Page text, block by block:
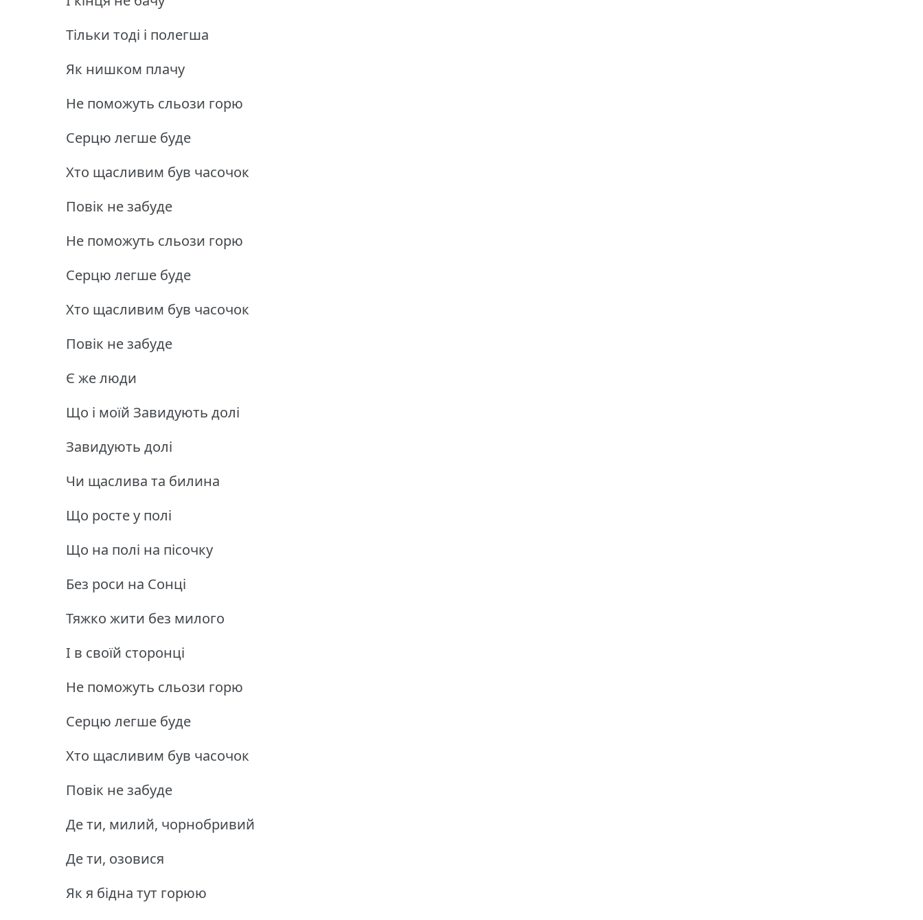
Тільки тоді і полегша
Як нишком плачу
Не поможуть сльози горю
Серцю легше буде
Хто щасливим був часочок
Повік не забуде
Не поможуть сльози горю
Серцю легше буде
Хто щасливим був часочок
Повік не забуде
Є же люди
Що і моїй Завидують долі
Завидують долі
Чи щаслива та билина
Що росте у полі
Що на полі на пісочку
Без роси на Сонці
Тяжко жити без милого
І в своїй сторонці
Не поможуть сльози горю
Серцю легше буде
Хто щасливим був часочок
Повік не забуде
Де ти, милий, чорнобривий
Де ти, озовися
Як я бідна тут горюю